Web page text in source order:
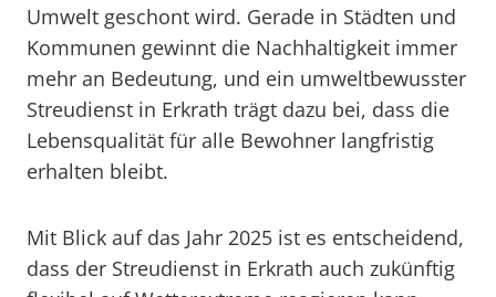
Umwelt geschont wird. Gerade in Städten und
Kommunen gewinnt die Nachhaltigkeit immer
mehr an Bedeutung, und ein umweltbewusster
Streudienst in Erkrath trägt dazu bei, dass die
Lebensqualität für alle Bewohner langfristig
erhalten bleibt.
Mit Blick auf das Jahr 2025 ist es entscheidend,
dass der Streudienst in Erkrath auch zukünftig